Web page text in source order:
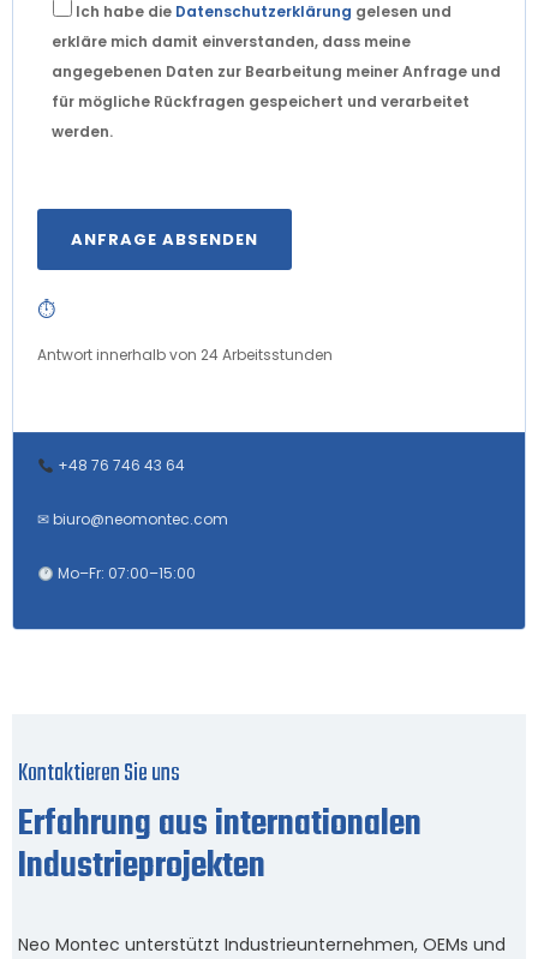
Ich habe die Datenschutzerklärung gelesen und
erkläre mich damit einverstanden, dass meine
angegebenen Daten zur Bearbeitung meiner Anfrage und
für mögliche Rückfragen gespeichert und verarbeitet
werden.
⏱
Antwort innerhalb von 24 Arbeitsstunden
+48 76 746 43 64
✉biuro@neomontec.com
Mo–Fr: 07:00–15:00
Kontaktieren Sie uns
Erfahrung aus internationalen
Industrieprojekten
Neo Montec unterstützt Industrieunternehmen, OEMs und